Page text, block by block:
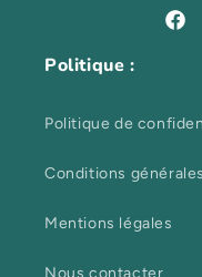
Politique :
Politique de
Conditions
Mentions légales
Nous contacter